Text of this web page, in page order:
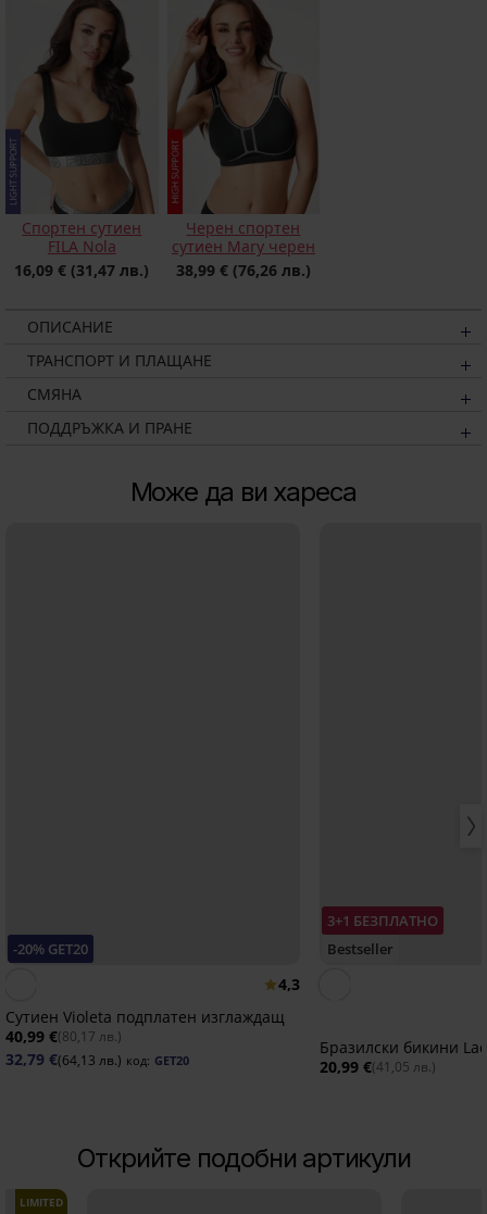
Спортен сутиен
FILA Nola
16,09 € (31,47 лв.)
Черен спортен
сутиен Mary черен
38,99 € (76,26 лв.)
ОПИСАНИЕ
ТРАНСПОРТ И ПЛАЩАНЕ
СМЯНА
ПОДДРЪЖКА И ПРАНЕ
Може да ви хареса
-20% GET20
4,3
Сутиен Violeta подплатен изглаждащ
40,99 €(80,17 лв.)
32,79 €(64,13 лв.) код: GET20
3+1 БЕЗПЛАТНО
Bestseller
Бразилски бикини
20,99 €(41,05 лв.)
Открийте подобни артикули
LIMITED